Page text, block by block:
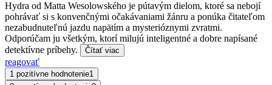
Hydra od Matta Wesolowského je pútavým dielom, ktoré sa nebojí
pohrávať si s konvenčnými očakávaniami žánru a ponúka čitateľom
nezabudnuteľnú jazdu napätím a mysterióznymi zvratmi.
Odporúčam ju všetkým, ktorí milujú inteligentné a dobre napísané
detektívne príbehy.
Čítať viac
reagovať
1 pozitívne hodnotenie1